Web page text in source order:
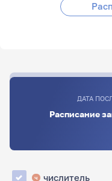
ДАТА
Расписание
ч числитель